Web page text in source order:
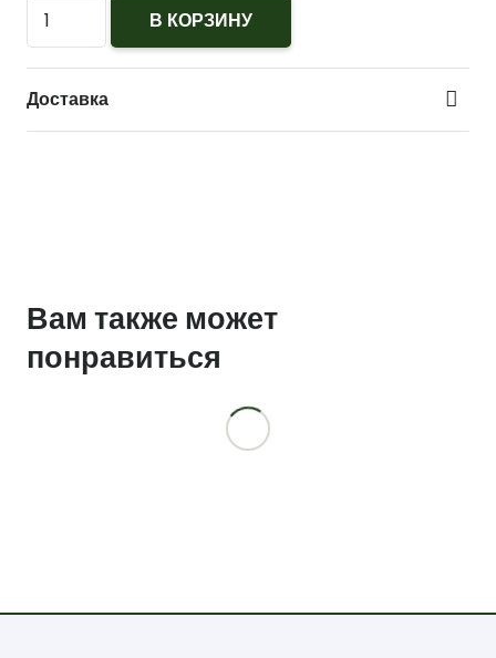
Количество
575
Лента
медальная
Защитник
В КОРЗИНУ
Доставка
Вам также может
понравиться